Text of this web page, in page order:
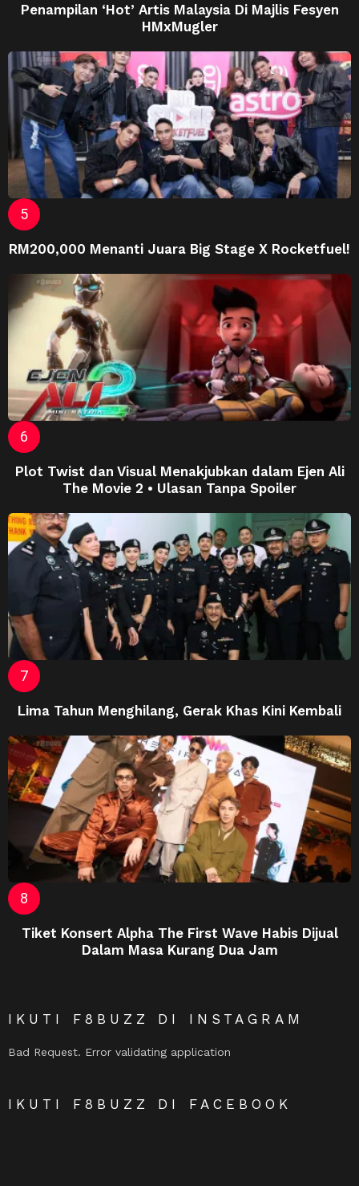
Penampilan ‘Hot’ Artis Malaysia Di Majlis Fesyen
HMxMugler
RM200,000 Menanti Juara Big Stage X Rocketfuel!
Plot Twist dan Visual Menakjubkan dalam Ejen Ali
The Movie 2 • Ulasan Tanpa Spoiler
Lima Tahun Menghilang, Gerak Khas Kini Kembali
Tiket Konsert Alpha The First Wave Habis Dijual
Dalam Masa Kurang Dua Jam
IKUTI F8BUZZ DI INSTAGRAM
Bad Request. Error validating application
IKUTI F8BUZZ DI FACEBOOK